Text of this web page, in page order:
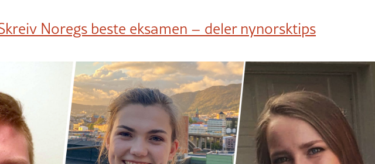
Noregs beste eksamen – deler nynorsktips